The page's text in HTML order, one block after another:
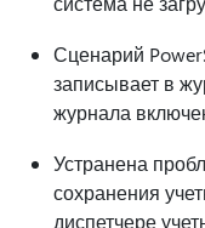
Сценарий
записывает в
журнала
Устранена
сохранения
диспетчере